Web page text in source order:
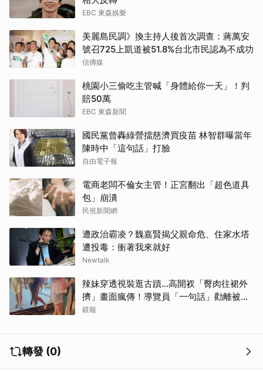
EBC 東森娛樂
美麗島民調》換主持人後首次調查：蔣萬安
號召725上凱道被51.8%台北市民認為不成功
信傳媒
桃園小三偷吃主管喊「身體給你一天」！判
賠50萬
EBC 東森新聞
國民黨曾轟綠營擋慈濟買疫苗 林智群曝當年
陳時中「這句話」打臉
自由電子報
電商老闆不倫女主管！正宮翻出「超色道具
包」崩潰
民視新聞網
遭政治霸凌？魏嘉賢揭父親命危、住家水塔
遭投毒：衝著我來就好
Newtalk
辣妹穿透視裝逛古蹟…高開衩「臀肉往裙外
擠」畫面瘋傳！導覽員「一句話」勸離被狂
讚
鏡報
轉發 (0)